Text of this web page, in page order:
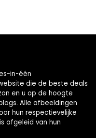
in-één
die de beste deals
en u op de hoogte
Alle afbeeldingen
hun respectievelijke
afgeleid van hun